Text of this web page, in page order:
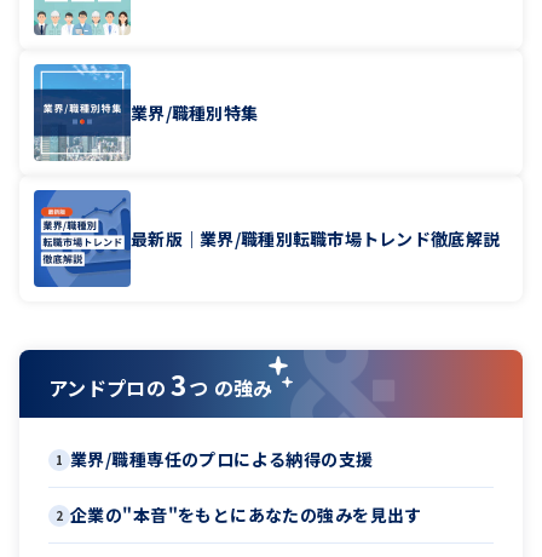
業界/職種別特集
最新版｜業界/職種別転職市場トレンド徹底解説
アンドプロの3つ の強み
1 業界/職種専任のプロによる納得の支援
2 企業の"本音"をもとにあなたの強みを見出す